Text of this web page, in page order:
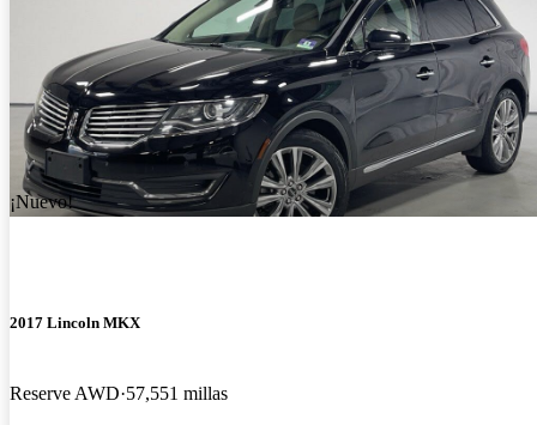
¡Nuevo!
2017 Lincoln MKX
Reserve AWD 57,551 millas